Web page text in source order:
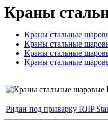
Краны
Краны стальные
Краны стальные
Краны стальные
Краны стальные
Ридан под приварку RJIP